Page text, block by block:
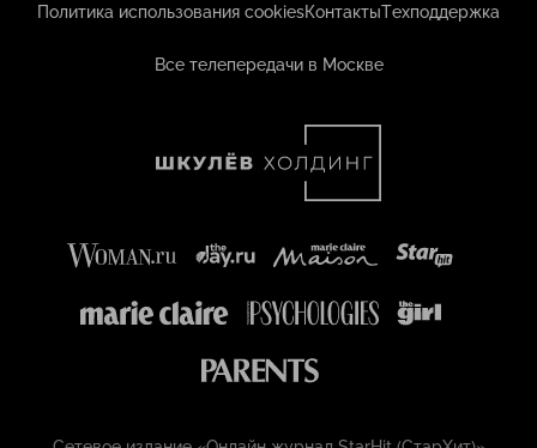
Политика использования cookiesКонтактыТехподдержка
Все телепередачи в Москве